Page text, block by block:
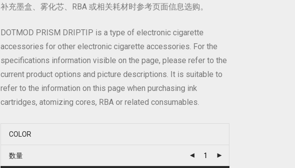
补充墨盒、雾化芯、RBA 或相关耗材时参考页面信息选购。
DOTMOD PRISM DRIPTIP is a type of electronic cigarette
accessories for other electronic cigarette accessories. For the
specifications information visible on the page, please refer to the
current product options and picture descriptions. It is suitable to
refer to the information on this page when purchasing ink
cartridges, atomizing cores, RBA or related consumables.
COLOR
数量